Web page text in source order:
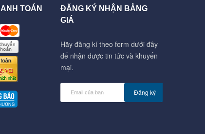
TOÁN
ĐĂNG KÝ NHẬN BẢNG
GIÁ
Hãy đăng kí theo form dưới đây
để nhận được tin tức và khuyến
mại.
Đăng ký